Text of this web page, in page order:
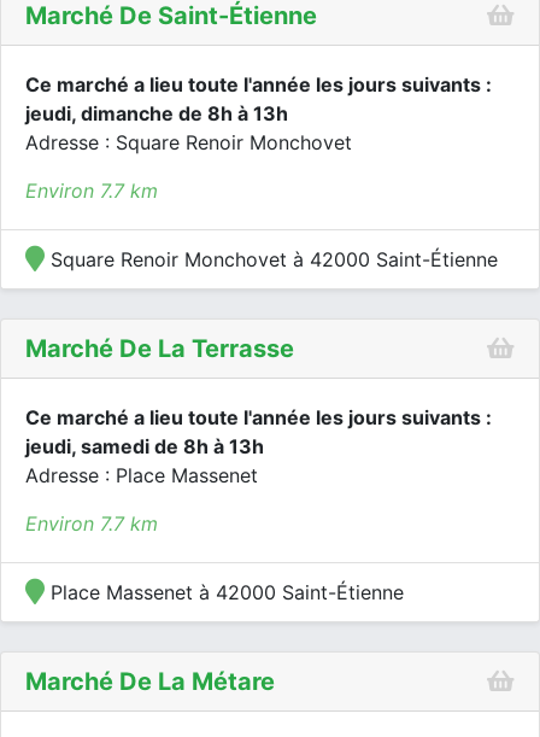
Marché De Saint-Étienne
Ce marché a lieu toute l'année les jours suivants :
jeudi, dimanche de 8h à 13h
Adresse : Square Renoir Monchovet
Environ 7.7 km
Square Renoir Monchovet à 42000 Saint-Étienne
Marché De La Terrasse
Ce marché a lieu toute l'année les jours suivants :
jeudi, samedi de 8h à 13h
Adresse : Place Massenet
Environ 7.7 km
Place Massenet à 42000 Saint-Étienne
Marché De La Métare